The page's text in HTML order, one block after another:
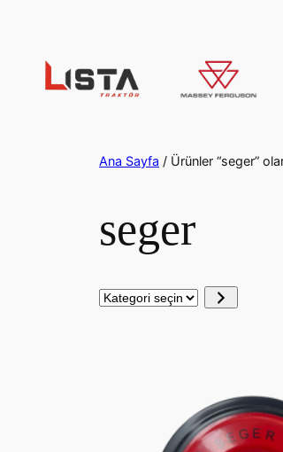
Ana Sayfa / Ürünler “seger”
seger
Kategori